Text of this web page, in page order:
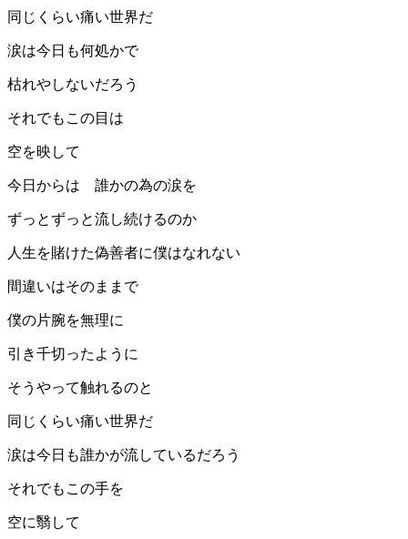
同じくらい痛い世界だ
涙は今日も何処かで
枯れやしないだろう
それでもこの目は
空を映して
今日からは 誰かの為の涙を
ずっとずっと流し続けるのか
人生を賭けた偽善者に僕はなれない
間違いはそのままで
僕の片腕を無理に
引き千切ったように
そうやって触れるのと
同じくらい痛い世界だ
涙は今日も誰かが流しているだろう
それでもこの手を
空に翳して